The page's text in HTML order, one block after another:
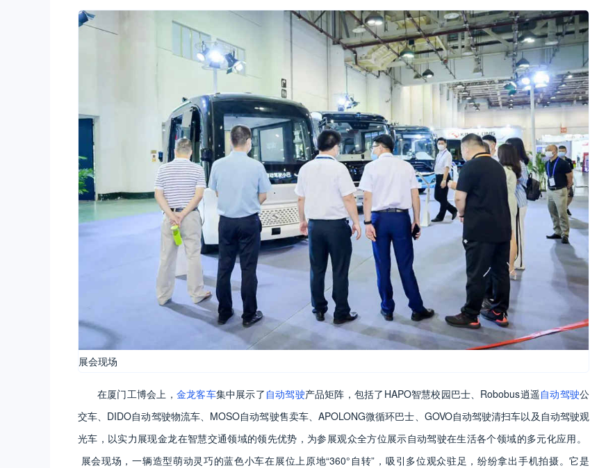
展会现场
在厦门工博会上， 金龙客车集中展示了 自动驾驶产品矩阵，包括了HAPO智慧校园巴士、Robobus逍遥自动驾驶公
交车、DIDO自动驾驶物流车、MOSO自动驾驶售卖车、APOLONG微循环巴士、GOVO自动驾驶清扫车以及自动驾驶观
光车，以实力展现金龙在智慧交通领域的领先优势，为参展观众全方位展示自动驾驶在生活各个领域的多元化应用。
展会现场，一辆造型萌动灵巧的蓝色小车在展位上原地“360°自转”，吸引多位观众驻足，纷纷拿出手机拍摄。它是